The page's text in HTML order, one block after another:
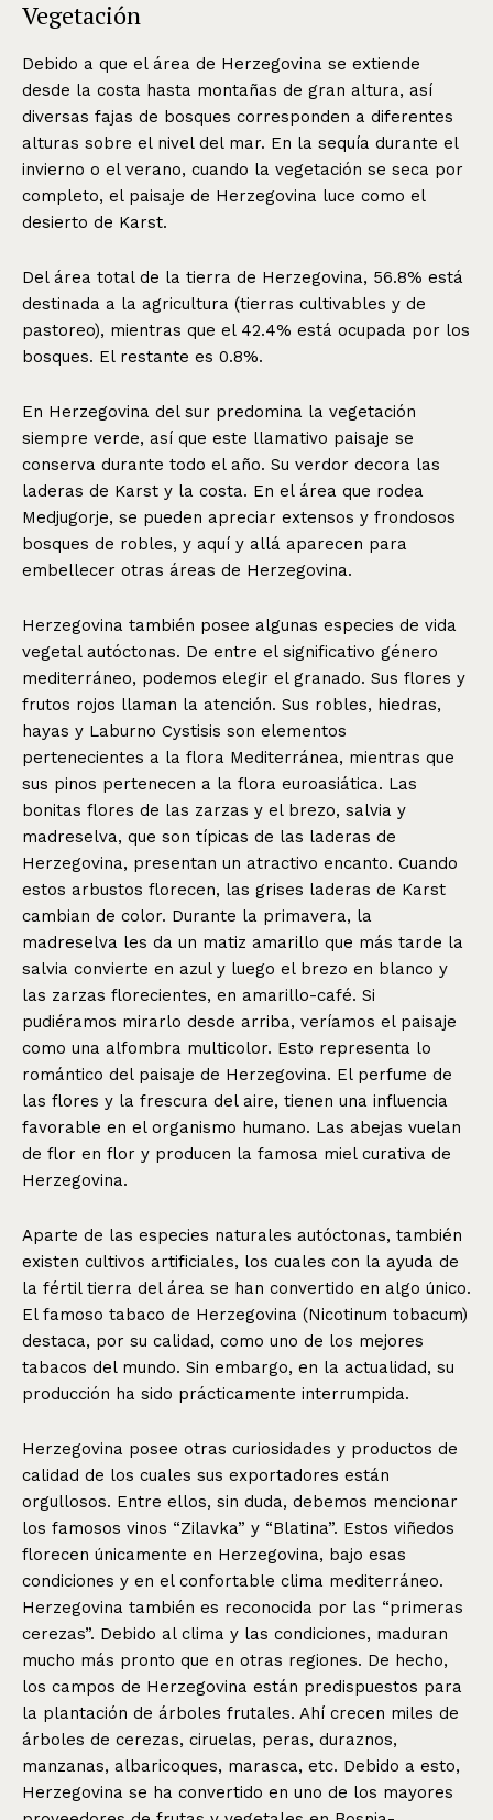
Vegetación
Debido a que el área de Herzegovina se extiende
desde la costa hasta montañas de gran altura, así
diversas fajas de bosques corresponden a diferentes
alturas sobre el nivel del mar. En la sequía durante el
invierno o el verano, cuando la vegetación se seca por
completo, el paisaje de Herzegovina luce como el
desierto de Karst.
Del área total de la tierra de Herzegovina, 56.8% está
destinada a la agricultura (tierras cultivables y de
pastoreo), mientras que el 42.4% está ocupada por los
bosques. El restante es 0.8%.
En Herzegovina del sur predomina la vegetación
siempre verde, así que este llamativo paisaje se
conserva durante todo el año. Su verdor decora las
laderas de Karst y la costa. En el área que rodea
Medjugorje, se pueden apreciar extensos y frondosos
bosques de robles, y aquí y allá aparecen para
embellecer otras áreas de Herzegovina.
Herzegovina también posee algunas especies de vida
vegetal autóctonas. De entre el significativo género
mediterráneo, podemos elegir el granado. Sus flores y
frutos rojos llaman la atención. Sus robles, hiedras,
hayas y Laburno Cystisis son elementos
pertenecientes a la flora Mediterránea, mientras que
sus pinos pertenecen a la flora euroasiática. Las
bonitas flores de las zarzas y el brezo, salvia y
madreselva, que son típicas de las laderas de
Herzegovina, presentan un atractivo encanto. Cuando
estos arbustos florecen, las grises laderas de Karst
cambian de color. Durante la primavera, la
madreselva les da un matiz amarillo que más tarde la
salvia convierte en azul y luego el brezo en blanco y
las zarzas florecientes, en amarillo-café. Si
pudiéramos mirarlo desde arriba, veríamos el paisaje
como una alfombra multicolor. Esto representa lo
romántico del paisaje de Herzegovina. El perfume de
las flores y la frescura del aire, tienen una influencia
favorable en el organismo humano. Las abejas vuelan
de flor en flor y producen la famosa miel curativa de
Herzegovina.
Aparte de las especies naturales autóctonas, también
existen cultivos artificiales, los cuales con la ayuda de
la fértil tierra del área se han convertido en algo único.
El famoso tabaco de Herzegovina (Nicotinum tobacum)
destaca, por su calidad, como uno de los mejores
tabacos del mundo. Sin embargo, en la actualidad, su
producción ha sido prácticamente interrumpida.
Herzegovina posee otras curiosidades y productos de
calidad de los cuales sus exportadores están
orgullosos. Entre ellos, sin duda, debemos mencionar
los famosos vinos “Zilavka” y “Blatina”. Estos viñedos
florecen únicamente en Herzegovina, bajo esas
condiciones y en el confortable clima mediterráneo.
Herzegovina también es reconocida por las “primeras
cerezas”. Debido al clima y las condiciones, maduran
mucho más pronto que en otras regiones. De hecho,
los campos de Herzegovina están predispuestos para
la plantación de árboles frutales. Ahí crecen miles de
árboles de cerezas, ciruelas, peras, duraznos,
manzanas, albaricoques, marasca, etc. Debido a esto,
Herzegovina se ha convertido en uno de los mayores